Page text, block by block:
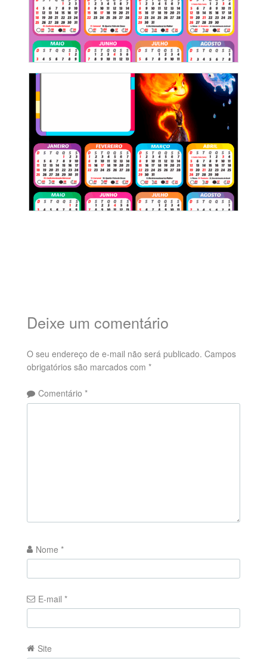
Deixe um comentário
O seu endereço de e-mail não será publicado. Campos
obrigatórios são marcados com *
Comentário *
Nome *
E-mail *
Site